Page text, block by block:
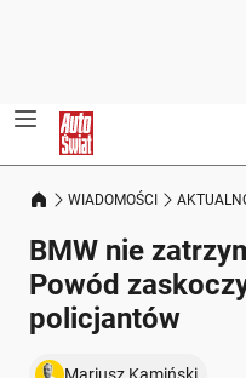
WIADOMOŚCI
BMW nie
Powód
policjantów